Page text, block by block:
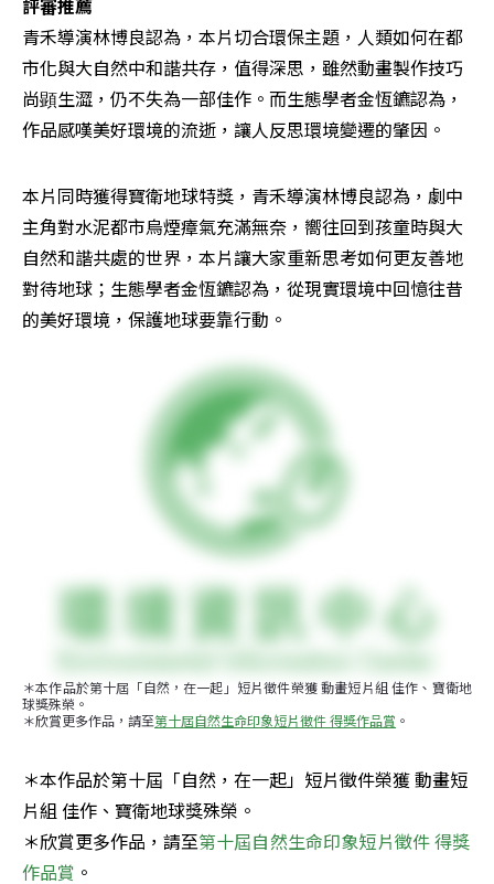
評審推薦
青禾導演林博良認為，本片切合環保主題，人類如何在都
市化與大自然中和諧共存，值得深思，雖然動畫製作技巧
尚顕生澀，仍不失為一部佳作。而生態學者金恆鑣認為，
作品感嘆美好環境的流逝，讓人反思環境變遷的肇因。
本片同時獲得寶衛地球特獎，青禾導演林博良認為，劇中
主角對水泥都市烏煙瘴氣充滿無奈，嚮往回到孩童時與大
自然和諧共處的世界，本片讓大家重新思考如何更友善地
對待地球；生態學者金恆鑣認為，從現實環境中回憶往昔
的美好環境，保護地球要靠行動。
＊本作品於第十屆「自然，在一起」短片徵件榮獲 動畫短片組 佳作、寶衛地
球獎殊榮。
＊欣賞更多作品，請至第十屆自然生命印象短片徵件 得獎作品賞 。
＊本作品於第十屆「自然，在一起」短片徵件榮獲 動畫短
片組 佳作、寶衛地球獎殊榮。
＊欣賞更多作品，請至第十屆自然生命印象短片徵件 得獎
作品賞 。